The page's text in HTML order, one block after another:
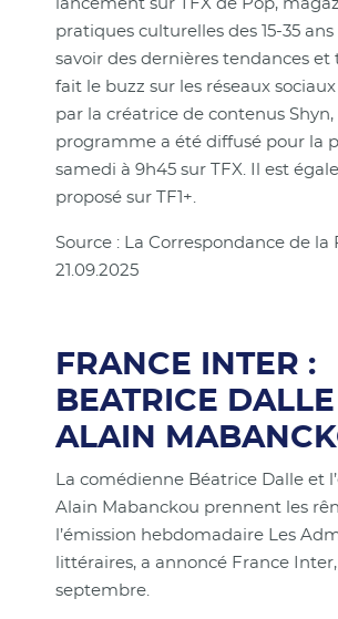
lancement sur TFX de Pop,
pratiques culturelles des 15-35
savoir des dernières tendances et
fait le buzz sur les réseaux sociaux
par la créatrice de contenus Shyn,
programme a été diffusé pour la
samedi à 9h45 sur TFX. Il est
proposé sur TF1+.
Source : La Correspondance de la
21.09.2025
FRANCE INTER :
BEATRICE
ALAIN
La comédienne Béatrice Dalle et
Alain Mabanckou prennent les
l’émission hebdomadaire Les
littéraires, a annoncé France
septembre.